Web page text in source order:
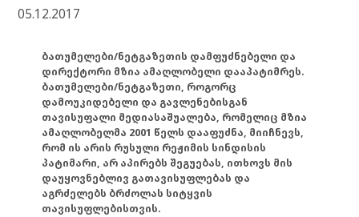
05.12.2017
ბათუმელები/ნეტგაზეთის დამფუძნებელი და
დირექტორი მზია ამაღლობელი დააპატიმრეს.
ბათუმელები/ნეტგაზეთი, როგორც
დამოუკიდებელი და გავლენებისგან
თავისუფალი მედიასაშუალება, რომელიც მზია
ამაღლობელმა 2001 წელს დააფუძნა, მიიჩნევს,
რომ ის არის რუსული რეჟიმის სინდისის
პატიმარი, არ აპირებს შეგუებას, ითხოვს მის
დაუყოვნებლივ გათავისუფლებას და
აგრძელებს ბრძოლას სიტყვის
თავისუფლებისთვის.